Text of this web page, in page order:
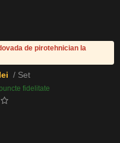
de pirotehnician la
lei Set
fidelitate